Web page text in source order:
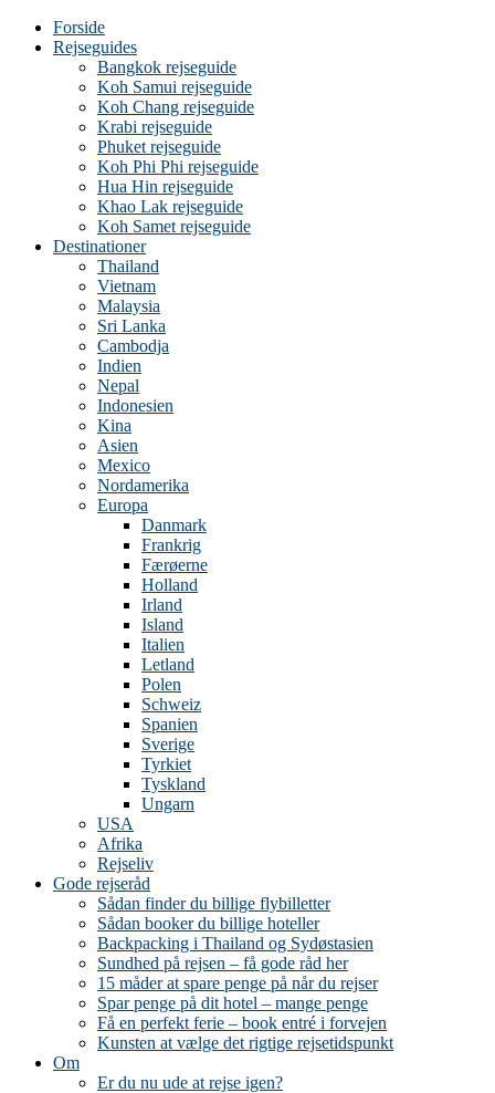
Forside
Rejseguides
Bangkok rejseguide
Koh Samui rejseguide
Koh Chang rejseguide
Krabi rejseguide
Phuket rejseguide
Koh Phi Phi rejseguide
Hua Hin rejseguide
Khao Lak rejseguide
Koh Samet rejseguide
Destinationer
Thailand
Vietnam
Malaysia
Sri Lanka
Cambodja
Indien
Nepal
Indonesien
Kina
Asien
Mexico
Nordamerika
Europa
Danmark
Frankrig
Færøerne
Holland
Irland
Island
Italien
Letland
Polen
Schweiz
Spanien
Sverige
Tyrkiet
Tyskland
Ungarn
USA
Afrika
Rejseliv
Gode rejseråd
Sådan finder du billige flybilletter
Sådan booker du billige hoteller
Backpacking i Thailand og Sydøstasien
Sundhed på rejsen – få gode råd her
15 måder at spare penge på når du rejser
Spar penge på dit hotel – mange penge
Få en perfekt ferie – book entré i forvejen
Kunsten at vælge det rigtige rejsetidspunkt
Om
Er du nu ude at rejse igen?